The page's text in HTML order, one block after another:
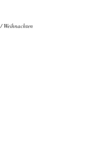
/ Weihnachten